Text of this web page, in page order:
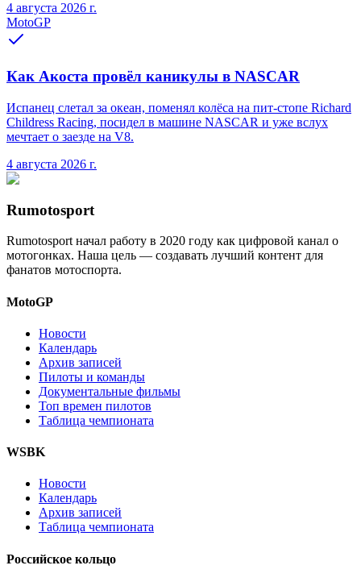
4 августа 2026 г.
MotoGP
Как Акоста провёл каникулы в NASCAR
Испанец слетал за океан, поменял колёса на пит-стопе Richard
Childress Racing, посидел в машине NASCAR и уже вслух
мечтает о заезде на V8.
4 августа 2026 г.
Rumotosport
Rumotosport начал работу в 2020 году как цифровой канал о
мотогонках. Наша цель — создавать лучший контент для
фанатов мотоспорта.
MotoGP
Новости
Календарь
Архив записей
Пилоты и команды
Документальные фильмы
Топ времен пилотов
Таблица чемпионата
WSBK
Новости
Календарь
Архив записей
Таблица чемпионата
Российское кольцо